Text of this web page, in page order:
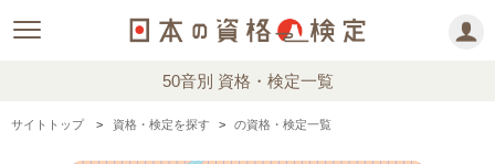
50音別 資格・検定一覧
サイトトップ 資格・検定を探す の資格・検定一覧